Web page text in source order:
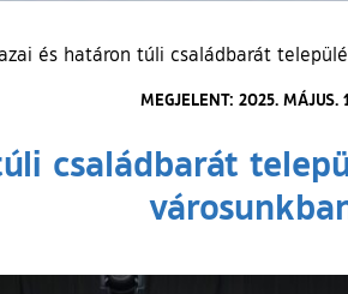
és határon túli családbarát
MEGJELENT: 2025. MÁJUS.
családbarát